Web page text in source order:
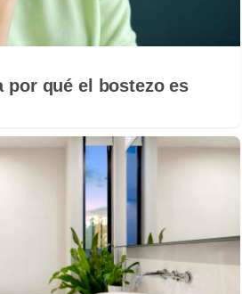
por qué el bostezo es